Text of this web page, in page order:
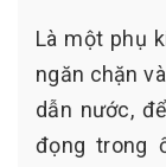
Là một phụ
ngăn chặn
dẫn nước,
đọng trong